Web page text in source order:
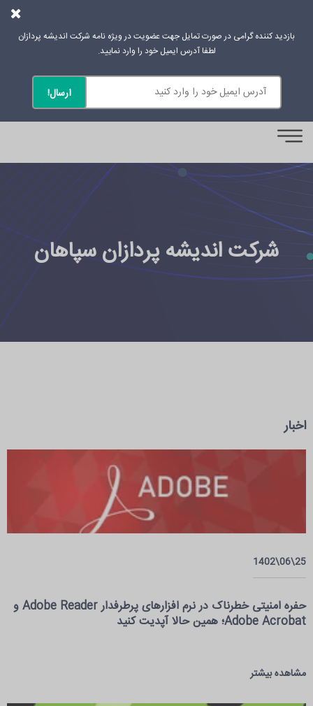
شرکت اندیشه پردازان سپاهان
اخبار
25\06\1402
حفره امنیتی خطرناک در نرم افزارهای پرطرفدار Adobe Reader و
Adobe Acrobat؛ همین حالا آپدیت کنید
مشاهده بیشتر
بازدید کننده گرامی در صورت تمایل جهت عضویت در ویژه نامه شرکت اندیشه پردازان
لطفا آدرس ایمیل خود را وارد نمایید.